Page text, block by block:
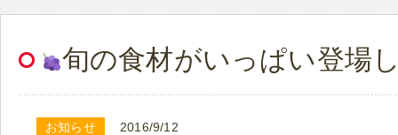
旬の食材がいっぱい登場
お知らせ 2016/9/12